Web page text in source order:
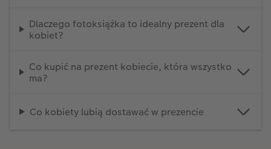
Dlaczego fotoksiążka to idealny prezent dla
kobiet?
Co kupić na prezent kobiecie, która wszystko
ma?
Co kobiety lubią dostawać w prezencie